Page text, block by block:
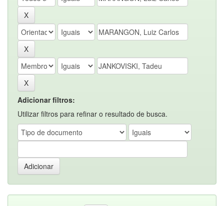
Adicionar filtros:
Utilizar filtros para refinar o resultado de busca.